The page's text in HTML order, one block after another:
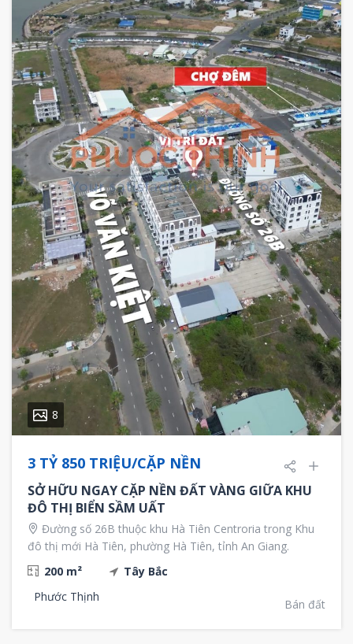
8
3 TỶ 850 TRIỆU/CẶP NỀN
SỞ HỮU NGAY CẶP NỀN ĐẤT VÀNG GIỮA KHU
ĐÔ THỊ BIỂN SẦM UẤT
Đường số 26B thuộc khu Hà Tiên Centroria trong Khu
đô thị mới Hà Tiên, phường Hà Tiên, tỉnh An Giang.
200 m²
Tây Bắc
Phước Thịnh
Bán đất